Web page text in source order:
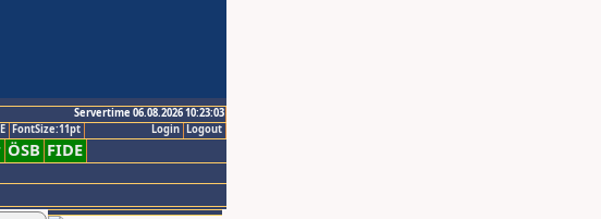
Servertime 06.08.2026 10:23:03
Logout
Login
FontSize:11pt
ÖSB FIDE